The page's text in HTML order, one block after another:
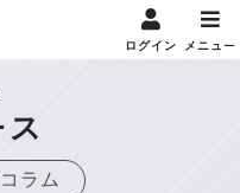
ログイン メニュー
ラム